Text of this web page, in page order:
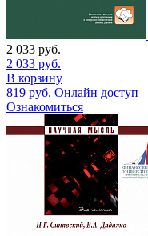
2 033 руб.
2 033 руб.
В корзину
819 руб. Онлайн доступ
Ознакомиться